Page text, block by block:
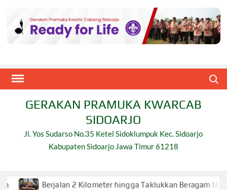
content
GERAKAN PRAMUKA KWARCAB
SIDOARJO
Jl. Yos Sudarso No.35 Ketel Sidoklumpuk Kec. Sidoarjo
Kabupaten Sidoarjo Jawa Timur 61218
2 Kilometer hingga Taklukkan Beragam Ujian, Inilah